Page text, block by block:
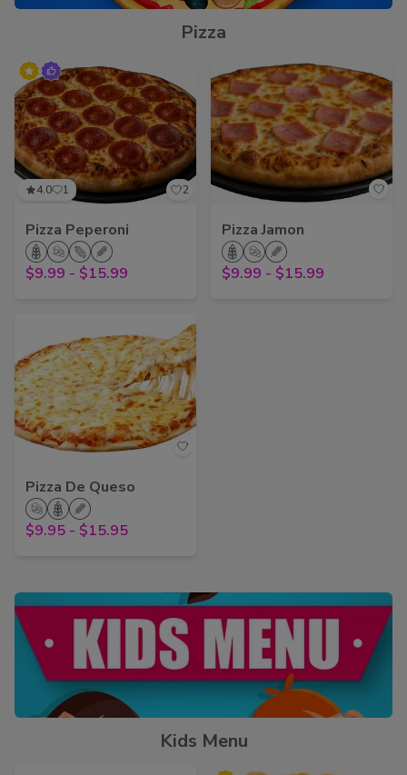
Pizza
Pizza Peperoni
$9.99 - $15.99
4.0 1 2
Pizza Jamon
$9.99 - $15.99
Pizza De Queso
$9.95 - $15.95
Kids Menu